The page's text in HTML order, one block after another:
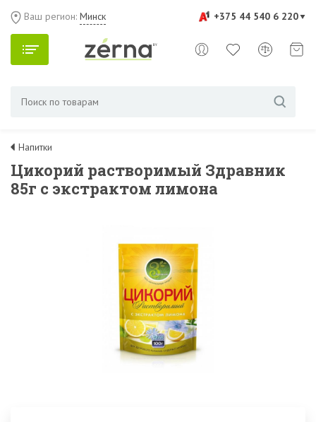
+375 44 540 6 220
Ваш регион: Минск
Напитки
Цикорий растворимый Здравник
85г с экстрактом лимона